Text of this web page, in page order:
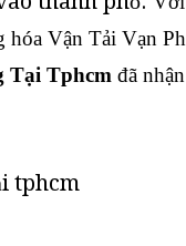
hóa Vận Tải Vạn
Tại Tphcm đã nhận